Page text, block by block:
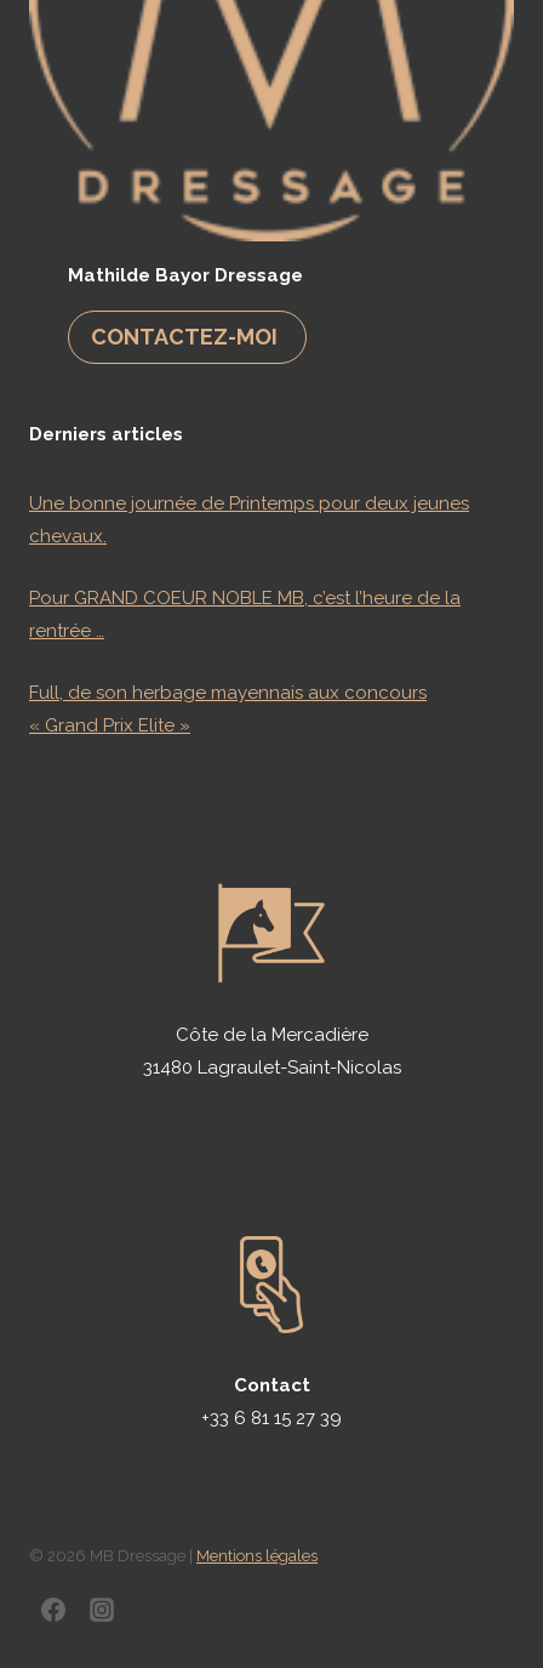
Mathilde Bayor Dressage
CONTACTEZ-MOI
Derniers articles
Une bonne journée de Printemps pour deux jeunes
chevaux.
Pour GRAND COEUR NOBLE MB, c’est l’heure de la
rentrée …
Full, de son herbage mayennais aux concours
« Grand Prix Elite »
Côte de la Mercadière
31480 Lagraulet-Saint-Nicolas
Contact
+33 6 81 15 27 39
© 2026 MB Dressage | Mentions légales